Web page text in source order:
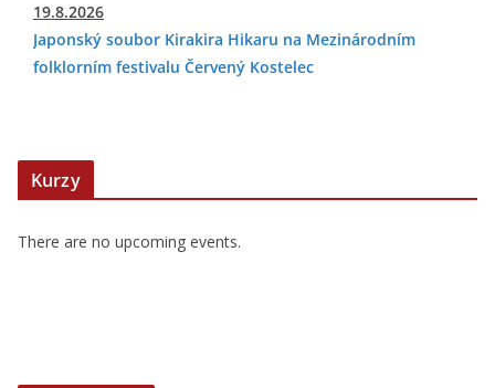
19.8.2026
Japonský soubor Kirakira Hikaru na Mezinárodním
folklorním festivalu Červený Kostelec
Kurzy
There are no upcoming events.